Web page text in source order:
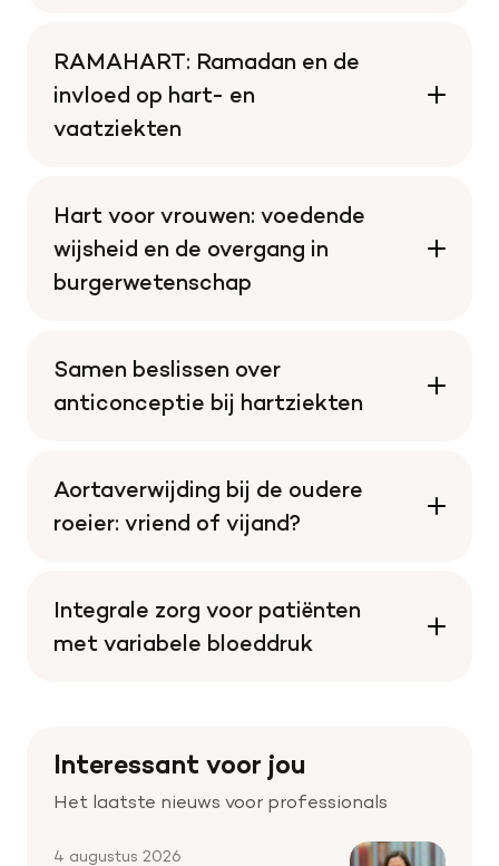
RAMAHART: Ramadan en de
invloed op hart- en
vaatziekten
Hart voor vrouwen: voedende
wijsheid en de overgang in
burgerwetenschap
Samen beslissen over
anticonceptie bij hartziekten
Aortaverwijding bij de oudere
roeier: vriend of vijand?
Integrale zorg voor patiënten
met variabele bloeddruk
Interessant voor jou
Het laatste nieuws voor professionals
4 augustus 2026